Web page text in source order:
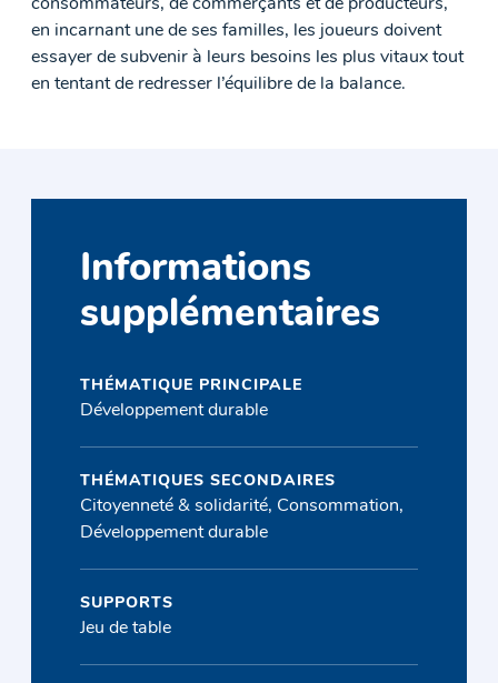
consommateurs, de commerçants et de producteurs,
en incarnant une de ses familles, les joueurs doivent
essayer de subvenir à leurs besoins les plus vitaux tout
en tentant de redresser l’équilibre de la balance.
Informations
supplémentaires
THÉMATIQUE PRINCIPALE
Développement durable
THÉMATIQUES SECONDAIRES
Citoyenneté & solidarité, Consommation,
Développement durable
SUPPORTS
Jeu de table